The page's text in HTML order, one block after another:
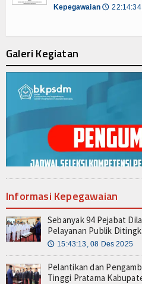
Logo eSeruni
Cari Data ASN - PNS
Cari Data Honorer / Non ASN
DATA STATISTIK
Dashboard Pimpinan
Infografis Data ASN
IPM Bantaeng Tahun 2023
Data ASN - 2023 (BPS)
Kepegawaian 🕔
Galeri Kegiatan
Informasi Kepegawaian
Sebanyak 94 Pejabat
Pelayanan Publik
🕔 15:43:13, 08 Des 2025
Pelantikan dan
Tinggi Pratama